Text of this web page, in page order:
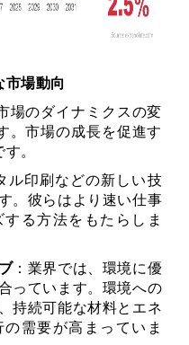
市場動向
場のダイナミクスの変
。市場の成長を促進す
。
ル印刷などの新しい技
。彼らはより速い仕事
る方法をもたらしま
：業界では、環境に優
っています。環境への
持続可能な材料とエネ
需要が高まっていま